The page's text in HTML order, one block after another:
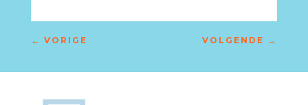
← VORIGE VOLGENDE →